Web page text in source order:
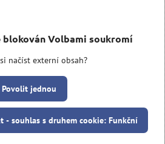
blokován Volbami soukromí
načíst externí obsah?
Povolit jednou
- souhlas s druhem cookie: Funkční